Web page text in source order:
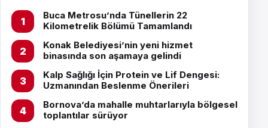
Buca Metrosu’nda Tünellerin 22
Kilometrelik Bölümü Tamamlandı
Konak Belediyesi’nin yeni hizmet
binasında son aşamaya gelindi
Kalp Sağlığı İçin Protein ve Lif Dengesi:
Uzmanından Beslenme Önerileri
Bornova’da mahalle muhtarlarıyla bölgesel
toplantılar sürüyor